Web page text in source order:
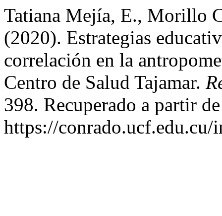
Tatiana Mejía, E., Morillo
(2020). Estrategias
correlación en la
Centro de Salud Tajamar.
398. Recuperado a partir de
https://